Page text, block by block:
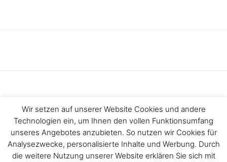
Haftungsausschluss
Impressum
Datenschutzerklärung
Kontakt
Wir setzen auf unserer Website Cookies und andere
Technologien ein, um Ihnen den vollen Funktionsumfang
unseres Angebotes anzubieten. So nutzen wir Cookies für
Analysezwecke, personalisierte Inhalte und Werbung. Durch
die weitere Nutzung unserer Website erklären Sie sich mit